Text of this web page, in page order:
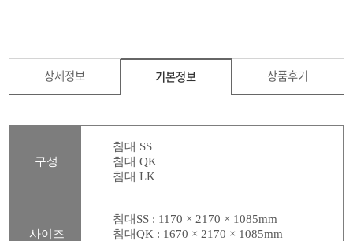
상세정보 기본정보 상품후기
구성
침대 SS
침대QK
침대 LK
사이즈
침대 SS : 1170 × 2170 × 1085mm
침대QK : 1670 × 2170 × 1085mm